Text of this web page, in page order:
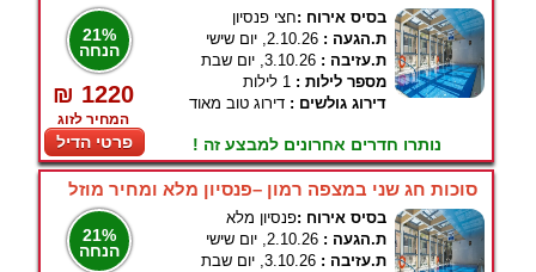
21%
הנחה
₪ 1220
המחיר לזוג
פרטי הדיל
בסיס אירוח :חצי פנסיון
ת.הגעה : 2.10.26, יום שישי
ת.עזיבה : 3.10.26, יום שבת
מספר לילות : 1 לילות
דירוג גולשים : דירוג טוב מאוד
נותרו חדרים אחרונים למבצע זה !
סוכות חג שני במצפה רמון –פנסיון מלא ומחיר מוזל
21%
הנחה
בסיס אירוח :פנסיון מלא
ת.הגעה : 2.10.26, יום שישי
ת.עזיבה : 3.10.26, יום שבת